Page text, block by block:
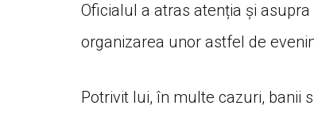
Oficialul a atras atenția și
organizarea unor astfel de
Potrivit lui, în multe cazuri, banii